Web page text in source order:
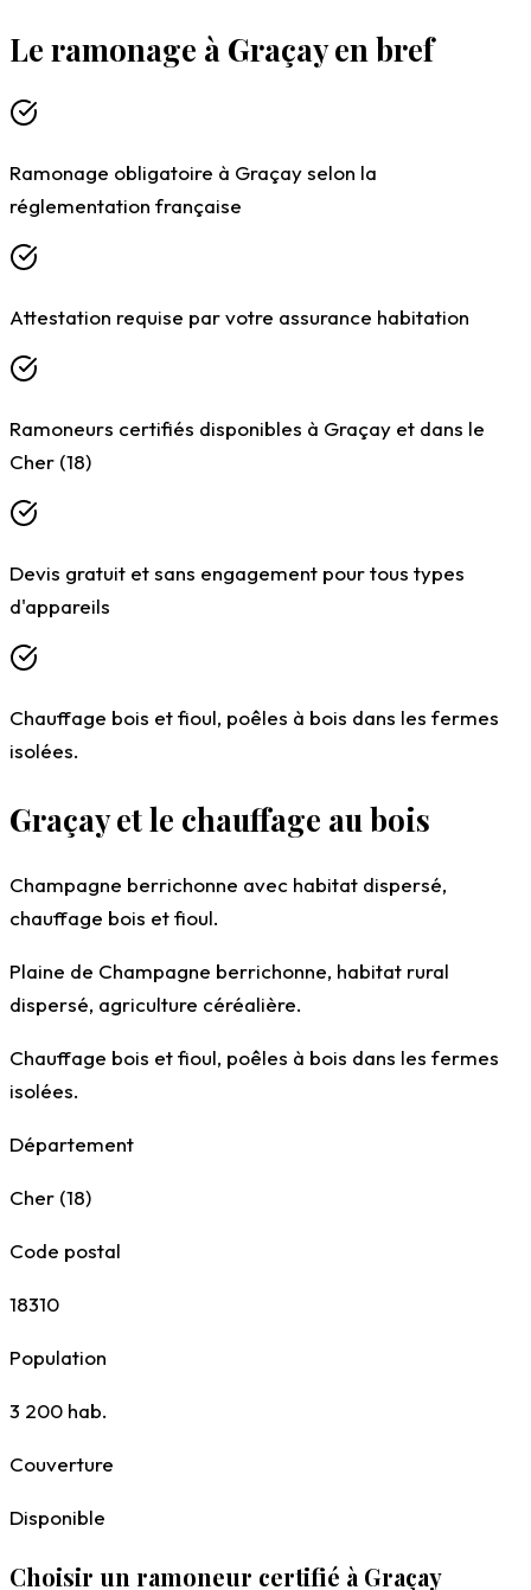
Chargement du formulaire…
Le ramonage à Graçay en bref
Ramonage obligatoire à Graçay selon la
réglementation française
Attestation requise par votre assurance habitation
Ramoneurs certifiés disponibles à Graçay et dans le
Cher (18)
Devis gratuit et sans engagement pour tous types
d'appareils
Chauffage bois et fioul, poêles à bois dans les fermes
isolées.
Graçay et le chauffage au bois
Champagne berrichonne avec habitat dispersé,
chauffage bois et fioul.
Plaine de Champagne berrichonne, habitat rural
dispersé, agriculture céréalière.
Chauffage bois et fioul, poêles à bois dans les fermes
isolées.
Département
Cher (18)
Code postal
18310
Population
3 200 hab.
Couverture
Disponible
Choisir un ramoneur certifié à Graçay